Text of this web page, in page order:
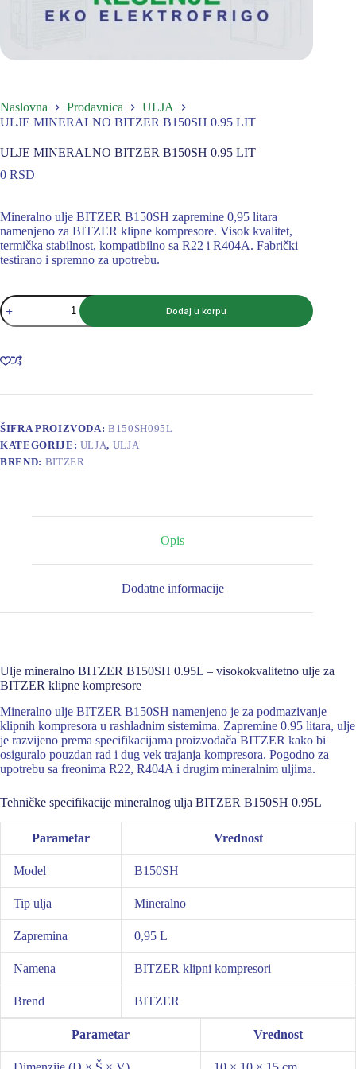
Naslovna Prodavnica
ULJA
ULJE MINERALNO BITZER B150SH 0.95 LIT
ULJE MINERALNO BITZER B150SH 0.95 LIT
0 RSD
Mineralno ulje BITZER B150SH zapremine 0,95 litara
namenjeno za BITZER klipne kompresore. Visok kvalitet,
termička stabilnost, kompatibilno sa R22 i R404A. Fabrički
testirano i spremno za upotrebu.
ULJE
MINERALNO
BITZER
0.95
LIT
Dodaj u korpu
ŠIFRA PROIZVODA:B150SH095L
KATEGORIJE: ULJA, ULJA
BREND: BITZER
Opis
Dodatne informacije
Ulje mineralno BITZER B150SH 0.95L – visokokvalitetno ulje za
BITZER klipne kompresore
Mineralno ulje BITZER B150SH namenjeno je za podmazivanje
klipnih kompresora u rashladnim sistemima. Zapremine 0.95 litara, ulje
je razvijeno prema specifikacijama proizvođača BITZER kako bi
osiguralo pouzdan rad i dug vek trajanja kompresora. Pogodno za
upotrebu sa freonima R22, R404A i drugim mineralnim uljima.
Tehničke specifikacije mineralnog ulja BITZER B150SH 0.95L
Parametar Vrednost
Model B150SH
Tip ulja Mineralno
Zapremina 0,95 L
Namena BITZER klipni kompresori
Brend BITZER
Parametar Vrednost